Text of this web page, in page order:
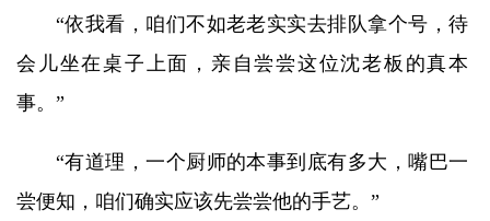
“依我看，咱们不如老老实实去排队拿个号，待
会儿坐在桌子上面，亲自尝尝这位沈老板的真本
事。”
“有道理，一个厨师的本事到底有多大，嘴巴一
尝便知，咱们确实应该先尝尝他的手艺。”